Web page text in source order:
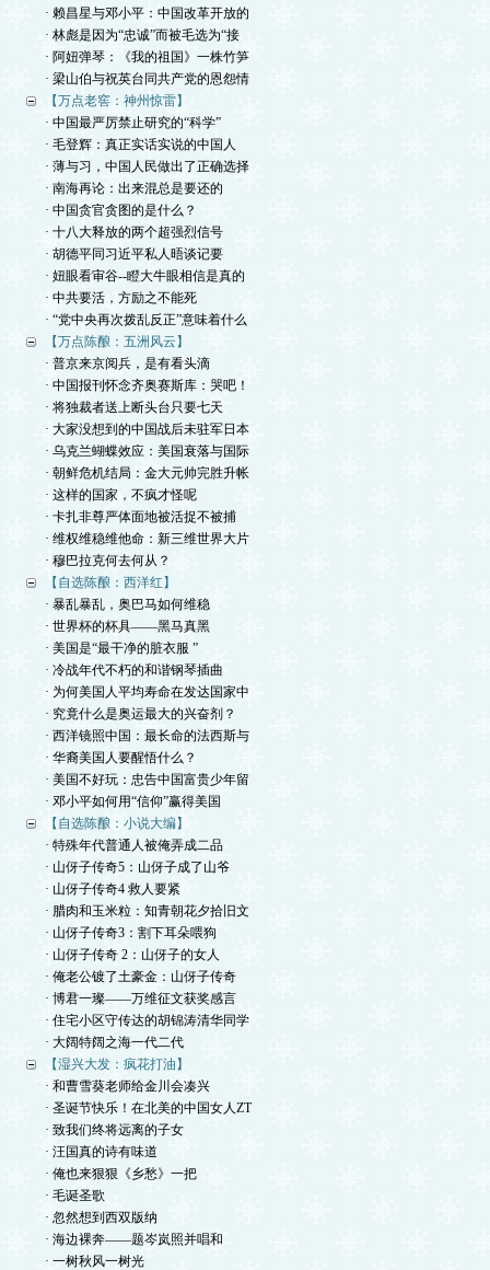
· 赖昌星与邓小平：中国改革开放的
· 林彪是因为“忠诚”而被毛选为“接
· 阿妞弹琴：《我的祖国》一株竹笋
· 梁山伯与祝英台同共产党的恩怨情
【万点老窖：神州惊雷】
· 中国最严厉禁止研究的“科学”
· 毛登辉：真正实话实说的中国人
· 薄与习，中国人民做出了正确选择
· 南海再论：出来混总是要还的
· 中国贪官贪图的是什么？
· 十八大释放的两个超强烈信号
· 胡德平同习近平私人晤谈记要
· 妞眼看审谷--瞪大牛眼相信是真的
· 中共要活，方励之不能死
· “党中央再次拨乱反正”意味着什么
【万点陈酿：五洲风云】
· 普京来京阅兵，是有看头滴
· 中国报刊怀念齐奥赛斯库：哭吧！
· 将独裁者送上断头台只要七天
· 大家没想到的中国战后未驻军日本
· 乌克兰蝴蝶效应：美国衰落与国际
· 朝鲜危机结局：金大元帅完胜升帐
· 这样的国家，不疯才怪呢
· 卡扎非尊严体面地被活捉不被捕
· 维权维稳维他命：新三维世界大片
· 穆巴拉克何去何从？
【自选陈酿：西洋红】
· 暴乱暴乱，奥巴马如何维稳
· 世界杯的杯具——黑马真黑
· 美国是“最干净的脏衣服 ”
· 冷战年代不朽的和谐钢琴插曲
· 为何美国人平均寿命在发达国家中
· 究竟什么是奥运最大的兴奋剂？
· 西洋镜照中国：最长命的法西斯与
· 华裔美国人要醒悟什么？
· 美国不好玩：忠告中国富贵少年留
· 邓小平如何用“信仰”赢得美国
【自选陈酿：小说大编】
· 特殊年代普通人被俺弄成二品
· 山伢子传奇5：山伢子成了山爷
· 山伢子传奇4 救人要紧
· 腊肉和玉米粒：知青朝花夕拾旧文
· 山伢子传奇3：割下耳朵喂狗
· 山伢子传奇 2：山伢子的女人
· 俺老公镀了土豪金：山伢子传奇
· 博君一璨——万维征文获奖感言
· 住宅小区守传达的胡锦涛清华同学
· 大阔特阔之海一代二代
【湿兴大发：疯花打油】
· 和曹雪葵老师给金川会凑兴
· 圣诞节快乐！在北美的中国女人ZT
· 致我们终将远离的子女
· 汪国真的诗有味道
· 俺也来狠狠《乡愁》一把
· 毛诞圣歌
· 忽然想到西双版纳
· 海边裸奔——题岑岚照并唱和
· 一树秋风一树光